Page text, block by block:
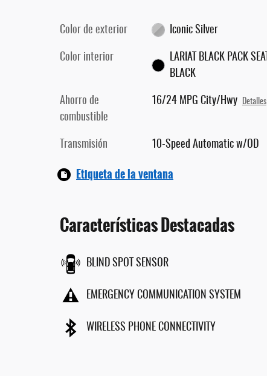
Color de exterior Iconic Silver
Color interior
LARIAT BLACK PACK SEAT
BLACK
Ahorro de
combustible
16/24 MPG City/Hwy Detalles
Transmisión 10-Speed Automatic w/OD
Etiqueta de la ventana
Características Destacadas
BLIND SPOT SENSOR
EMERGENCY COMMUNICATION SYSTEM
WIRELESS PHONE CONNECTIVITY